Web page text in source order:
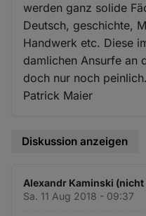
werden ganz solide
Deutsch, geschichte,
Handwerk etc. Diese
damlichen Ansurfe an
doch nur noch peinlich.
Patrick Maier
Diskussion anzeigen
Alexandr Kaminski
Sa. 11 Aug 2018 - 09:37